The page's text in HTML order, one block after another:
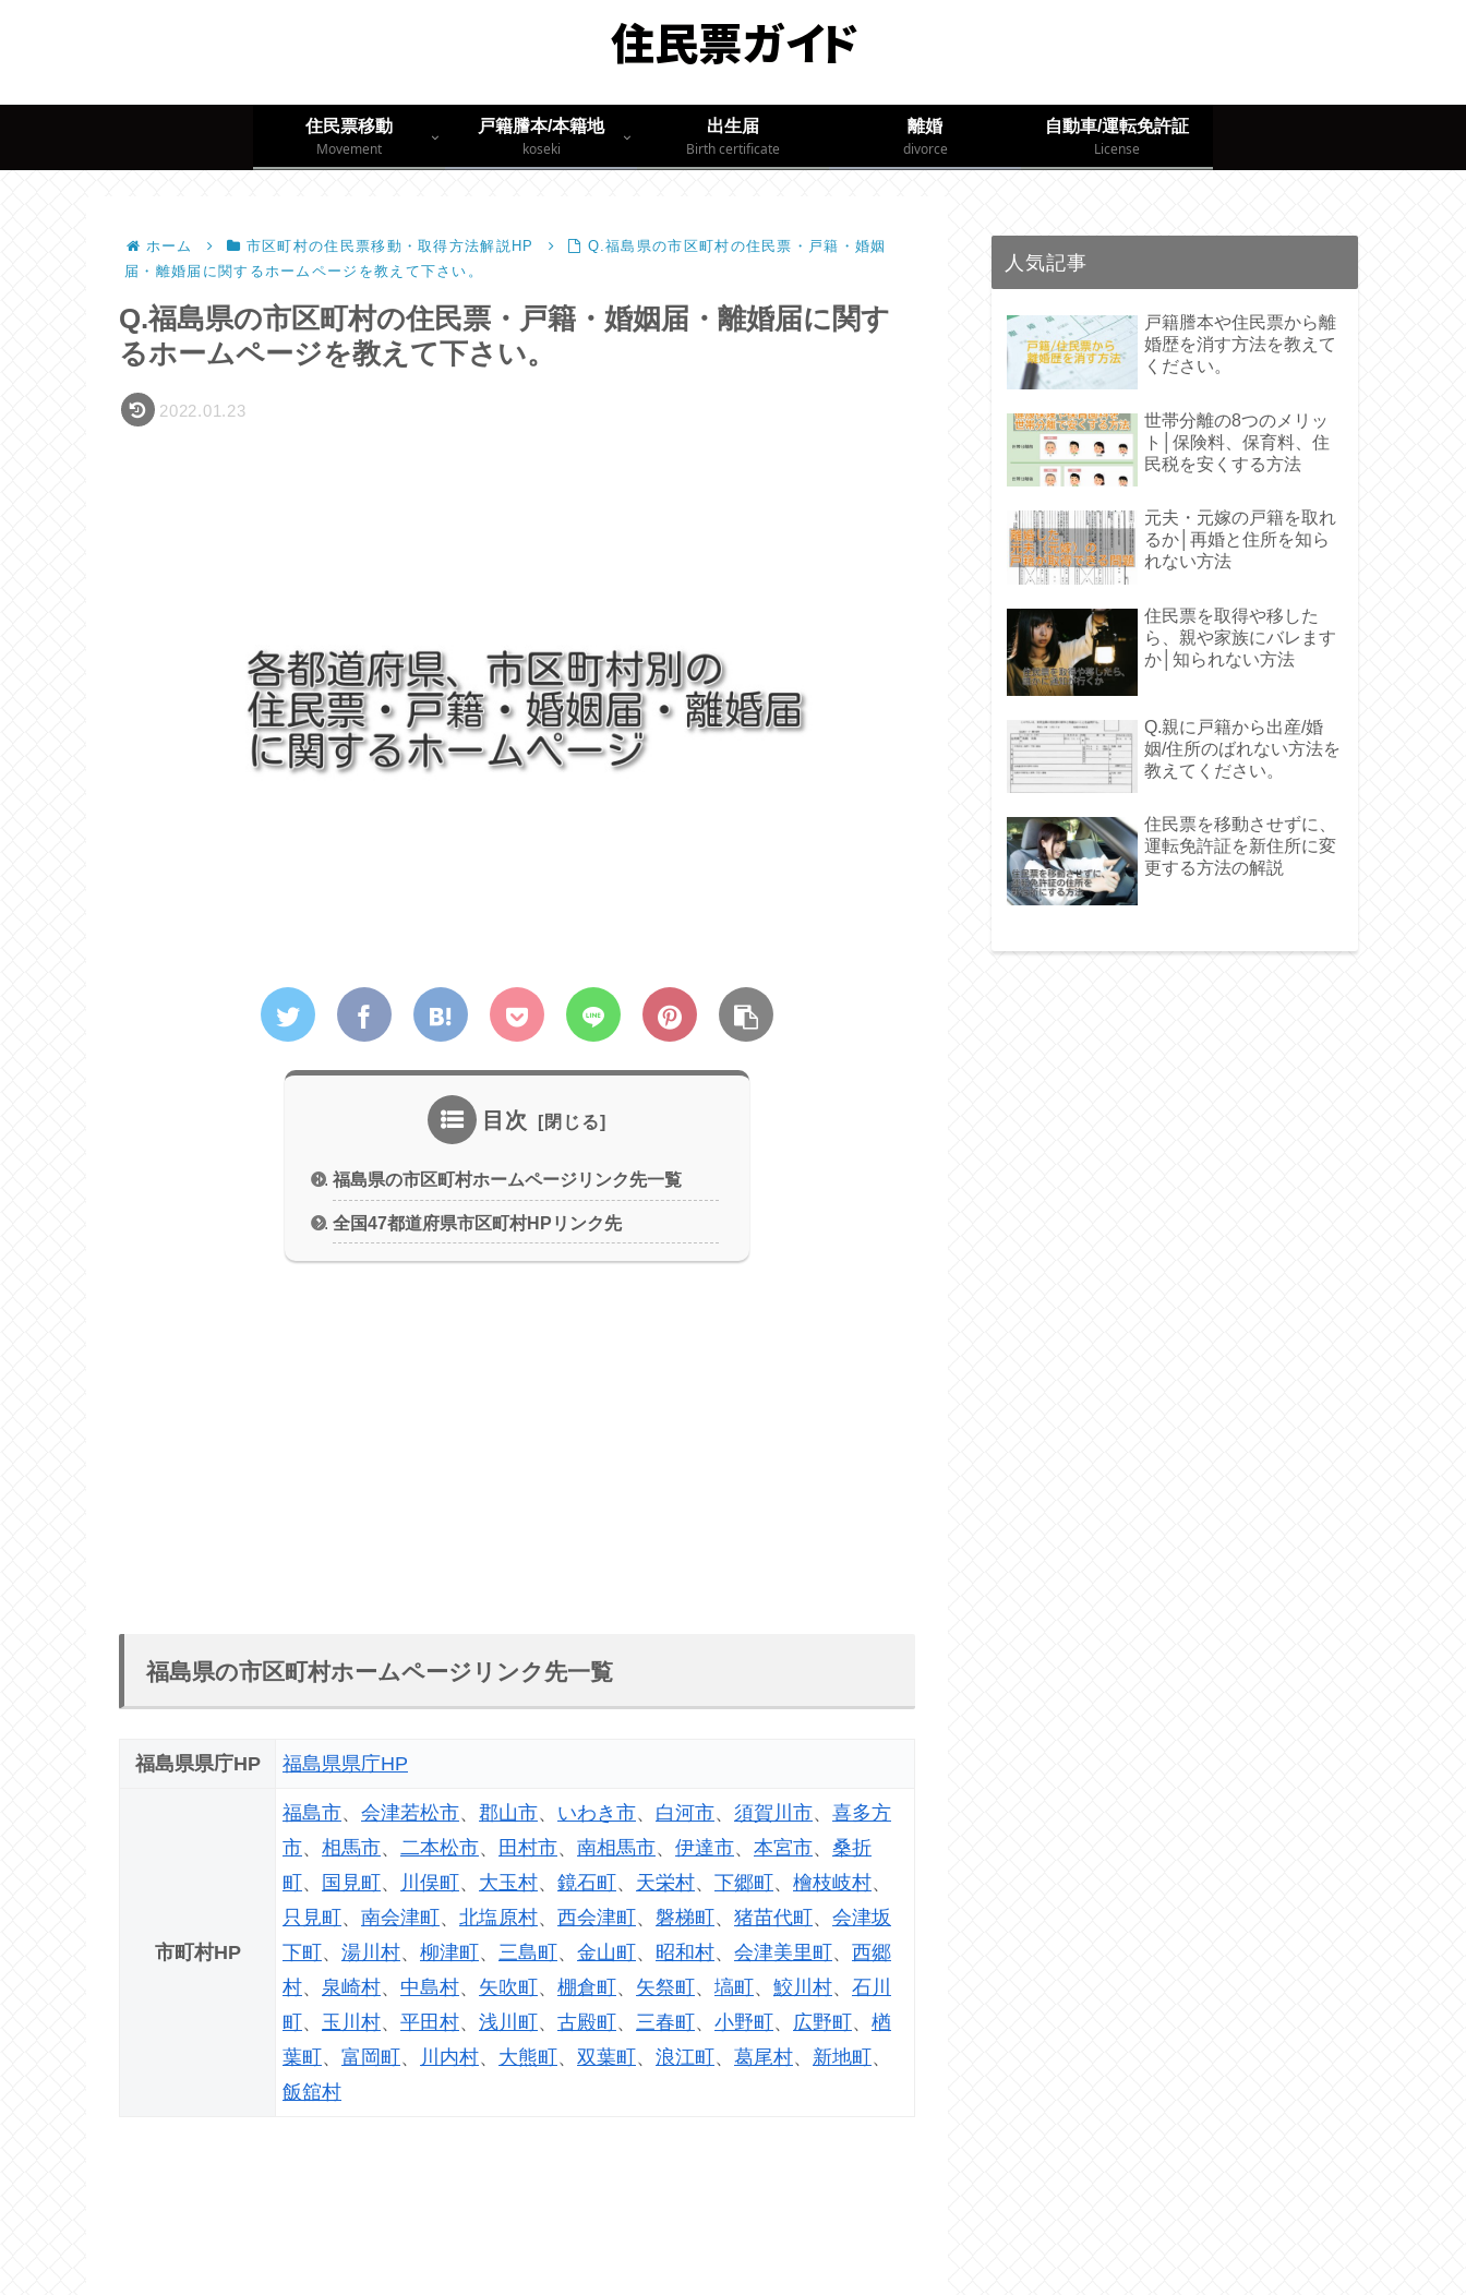
住民票移動
Movement
戸籍謄本/本籍地
koseki
出生届
Birth certificate
離婚
divorce
自動車/運転免許証
License
ホーム 市区町村の住民票移動・取得方法解説HP
Q.福島県の市区町村の住民票・戸籍・婚姻
届・離婚届に関するホームページを教えて下さい。
Q.福島県の市区町村の住民票・戸籍・婚姻届・離婚届に関す
るホームページを教えて下さい。
2022.01.23
目次
福島県の市区町村ホームページリンク先一覧
全国47都道府県市区町村HPリンク先
福島県の市区町村ホームページリンク先一覧
福島県県庁HP 福島県県庁HP
市町村HP
福島市、 会津若松市、 郡山市、 いわき市、 白河市、 須賀川市、 喜多方
市、 相馬市、 二本松市、 田村市、 南相馬市、 伊達市、 本宮市、 桑折
町、 国見町、 川俣町、 大玉村、 鏡石町、 天栄村、 下郷町、 檜枝岐村、
只見町、 南会津町、 北塩原村、 西会津町、 磐梯町、 猪苗代町、 会津坂
下町、 湯川村、 柳津町、 三島町、 金山町、 昭和村、 会津美里町、 西郷
村、 泉崎村、 中島村、 矢吹町、 棚倉町、 矢祭町、 塙町、 鮫川村、 石川
町、 玉川村、 平田村、 浅川町、 古殿町、 三春町、 小野町、 広野町、 楢
葉町、 富岡町、 川内村、 大熊町、 双葉町、 浪江町、 葛尾村、 新地町、
飯舘村
人気記事
戸籍謄本や住民票から離
婚歴を消す方法を教えて
ください。
世帯分離の8つのメリッ
ト│保険料、保育料、住
民税を安くする方法
元夫・元嫁の戸籍を取れ
るか│再婚と住所を知ら
れない方法
住民票を取得や移した
ら、親や家族にバレます
か│知られない方法
Q.親に戸籍から出産/婚
姻/住所のばれない方法を
教えてください。
住民票を移動させずに、
運転免許証を新住所に変
更する方法の解説